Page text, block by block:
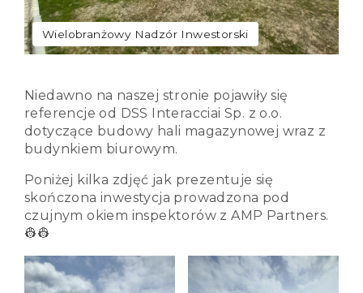
Wielobranżowy Nadzór Inwestorski
Niedawno na naszej stronie pojawiły się
referencje od DSS Interacciai Sp. z o.o.
dotyczące budowy hali magazynowej wraz z
budynkiem biurowym.
Poniżej kilka zdjęć jak prezentuje się
skończona inwestycja prowadzona pod
czujnym okiem inspektorów z AMP Partners.
👷👷